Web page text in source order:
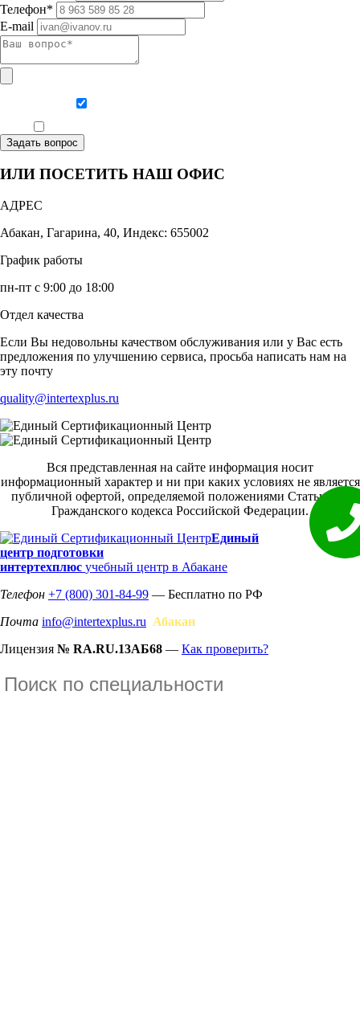
Телефон*
E-mail
Задать вопрос
ИЛИ ПОСЕТИТЬ НАШ ОФИС
АДРЕС
Абакан, Гагарина, 40, Индекс: 655002
График работы
пн-пт с 9:00 до 18:00
Отдел качества
Если Вы недовольны качеством обслуживания или у Вас есть
предложения по улучшению сервиса, просьба написать нам на
эту почту
quality@intertexplus.ru
Вся представленная на сайте информация носит
информационный характер и ни при каких условиях не является
публичной офертой, определяемой положениями Статьи 437
Гражданского кодекса Российской Федерации.
Единый
центр подготовки
интертехплюс учебный центр в Абакане
Телефон +7 (800) 301-84-99 — Бесплатно по РФ
Почта info@intertexplus.ru Абакан
Лицензия № RA.RU.13АБ68 — Как проверить?